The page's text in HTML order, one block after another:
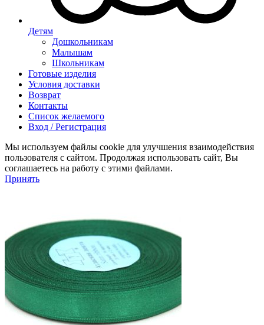
Детям
Дошкольникам
Малышам
Школьникам
Готовые изделия
Условия доставки
Возврат
Контакты
Список желаемого
Вход / Регистрация
Мы используем файлы cookie для улучшения взаимодействия
пользователя с сайтом. Продолжая использовать сайт, Вы
соглашаетесь на работу с этими файлами.
Принять